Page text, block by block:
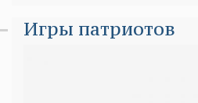
Игры патриотов